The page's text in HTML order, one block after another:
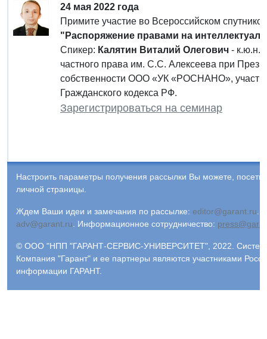
24 мая 2022 года
Примите участие во Всероссийском
"Распоряжение правами на
Спикер: Калятин Виталий Олегович - к.ю.н.,
частного права им. С.С. Алексеева при
собственности ООО «УК «РОСНАНО»,
Гражданского кодекса РФ.
Зарегистрироваться на семинар
Настроить параметры получения рассылки Вы можете,
личной страницы.
Ждем Ваши идеи и замечания по рассылке: editor@garant.ru.
adv@garant.ru. Информационное сотрудничество:
© ООО "НПП "ГАРАНТ-СЕРВИС-УНИВЕРСИТЕТ", 2022. Система
Компания "Гарант" и ее партнеры являются участниками
информации ГАРАНТ.